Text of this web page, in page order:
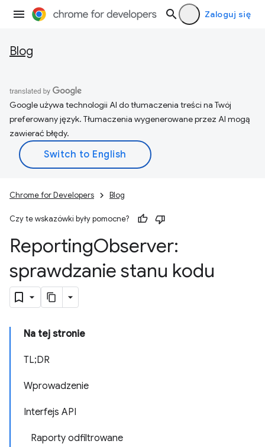
Zaloguj się
Blog
Google używa technologii AI do tłumaczenia treści na Twój
preferowany język. Tłumaczenia wygenerowane przez AI mogą
zawierać błędy.
Chrome for Developers Blog
Czy te wskazówki były pomocne?
ReportingObserver:
sprawdzanie stanu kodu
Na tej stronie
TL;DR
Wprowadzenie
Interfejs API
Raporty odfiltrowane